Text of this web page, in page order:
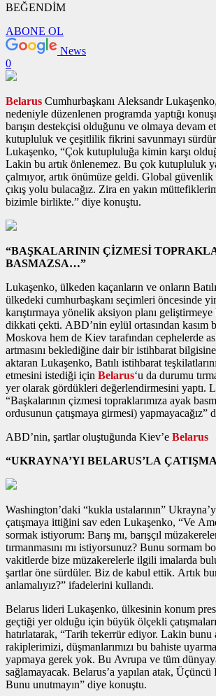
BEĞENDİM
ABONE OL
News
0
Belarus Cumhurbaşkanı Aleksandr
nedeniyle düzenlenen programda yaptığı
barışın destekçisi olduğunu ve olmaya devam
kutupluluk ve çeşitlilik fikrini savunmayı
Lukaşenko, “Çok kutupluluğa kimin karşı
Lakin bu artık önlenemez. Bu çok kutupluluk
çalmıyor, artık önümüze geldi. Global
çıkış yolu bulacağız. Zira en yakın
bizimle birlikte.” diye konuştu.
“BAŞKALARININ ÇİZMESİ
BASMAZSA…”
Lukaşenko, ülkeden kaçanların ve onların
ülkedeki cumhurbaşkanı seçimleri öncesinde
karıştırmaya yönelik aksiyon planı geliştirmeye
dikkati çekti. ABD’nin eylül ortasından kasım
Moskova hem de Kiev tarafından cephelerde
artmasını beklediğine dair bir istihbarat
aktaran Lukaşenko, Batılı istihbarat
etmesini istediği için Belarus‘u da durumu
yer olarak gördükleri değerlendirmesini yaptı.
“Başkalarının çizmesi topraklarımıza ayak
ordusunun çatışmaya girmesi) yapmayacağız”
ABD’nin, şartlar oluştuğunda Kiev’e Belarus
“UKRAYNA’YI BELARUS’LA
Washington’daki “kukla ustalarının”
çatışmaya ittiğini sav eden Lukaşenko, “Ve
sormak istiyorum: Barış mı, barışçıl
tırmanmasını mı istiyorsunuz? Bunu sormam
vakitlerde bize müzakerelerle ilgili imalarda
şartlar öne sürdüler. Biz de kabul ettik. Artık
anlamalıyız?” ifadelerini kullandı.
Belarus lideri Lukaşenko, ülkesinin konum
geçtiği yer olduğu için büyük ölçekli
hatırlatarak, “Tarih tekerrür ediyor. Lakin bunu
rakiplerimizi, düşmanlarımızı bu bahiste
yapmaya gerek yok. Bu Avrupa ve tüm
sağlamayacak. Belarus’a yapılan atak, Üçüncü
Bunu unutmayın” diye konuştu.